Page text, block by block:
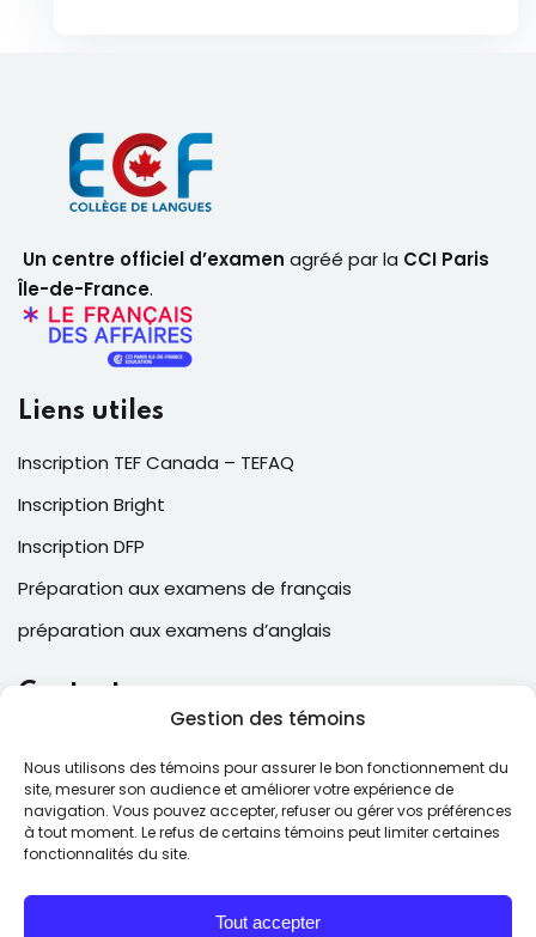
Gestion des témoins
Nous utilisons des témoins pour assurer le bon fonctionnement du
site, mesurer son audience et améliorer votre expérience de
navigation. Vous pouvez accepter, refuser ou gérer vos préférences
à tout moment. Le refus de certains témoins peut limiter certaines
fonctionnalités du site.
Tout accepter
Un centre officiel d’examen agréé par la CCI Paris
Île-de-France.
Liens utiles
Inscription TEF Canada – TEFAQ
Inscription Bright
Inscription DFP
Préparation aux examens de français
préparation aux examens d’anglais
Contacts
(514) 543-6025
contact@ecfcollege.com
Lun – Ven: 9:00 – 17:00